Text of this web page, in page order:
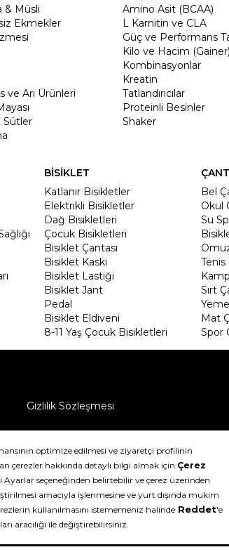
& Müsli
Ekmekler
ve Arı Ürünleri
Sütler
Amino Asit (BCAA)
L Karnitin ve CLA
Güç ve Performans
Kilo ve Hacim (Gainer)
Kombinasyonlar
Kreatin
Tatlandırıcılar
Proteinli Besinler
Shaker
BİSİKLET
Katlanır Bisikletler
Elektrikli Bisikletler
Dağ Bisikletleri
Çocuk Bisikletleri
Bisiklet Çantası
Bisiklet Kaskı
Bisiklet Lastiği
Bisiklet Jant
Pedal
Bisiklet Eldiveni
8-11 Yaş Çocuk Bisikletleri
Bel
Okul
Su
Tenis
Sırt
Mat
Spor
Gizlilik Sözleşmesi